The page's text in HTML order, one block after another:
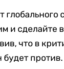
и сделайте
что в
будет против.